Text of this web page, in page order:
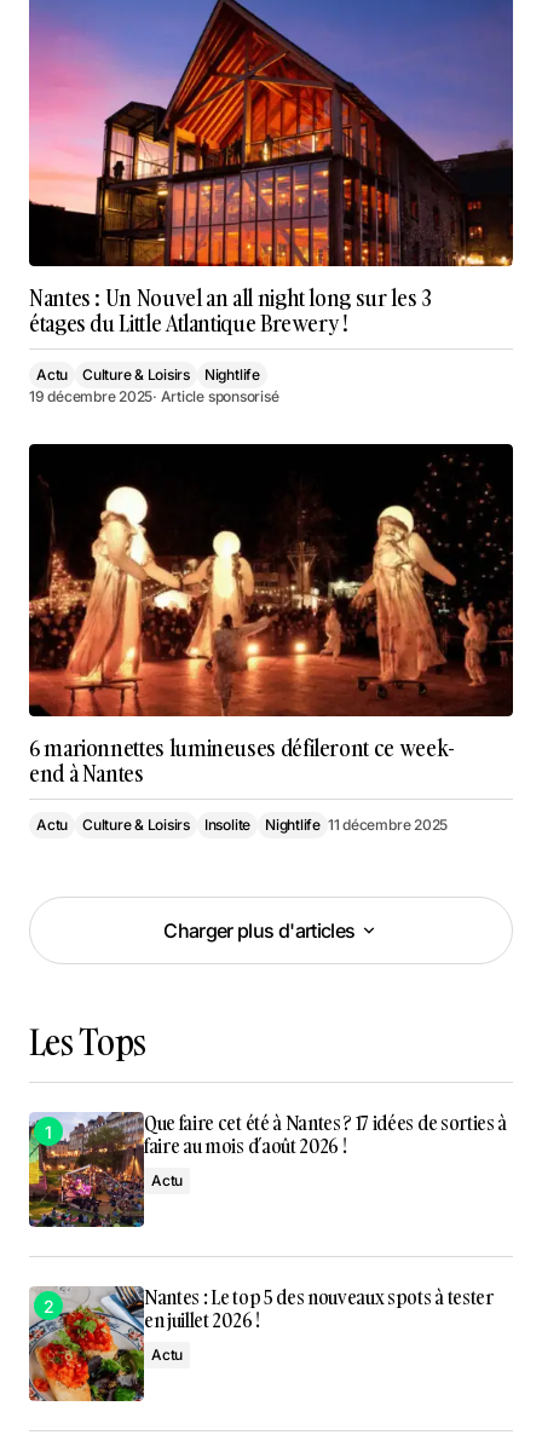
Nantes : Un Nouvel an all night long sur les 3
étages du Little Atlantique Brewery !
Actu Culture & Loisirs
Nightlife
19 décembre 2025· Article sponsorisé
6 marionnettes lumineuses défileront ce week-
end à Nantes
Actu Culture & Loisirs Insolite Nightlife 11 décembre 2025
Charger plus d'articles
Charger plus d'articles
Les Tops
Que faire cet été à Nantes ? 17 idées de sorties à
faire au mois d’août 2026 !
Actu
Nantes : Le top 5 des nouveaux spots à tester
en juillet 2026 !
Actu